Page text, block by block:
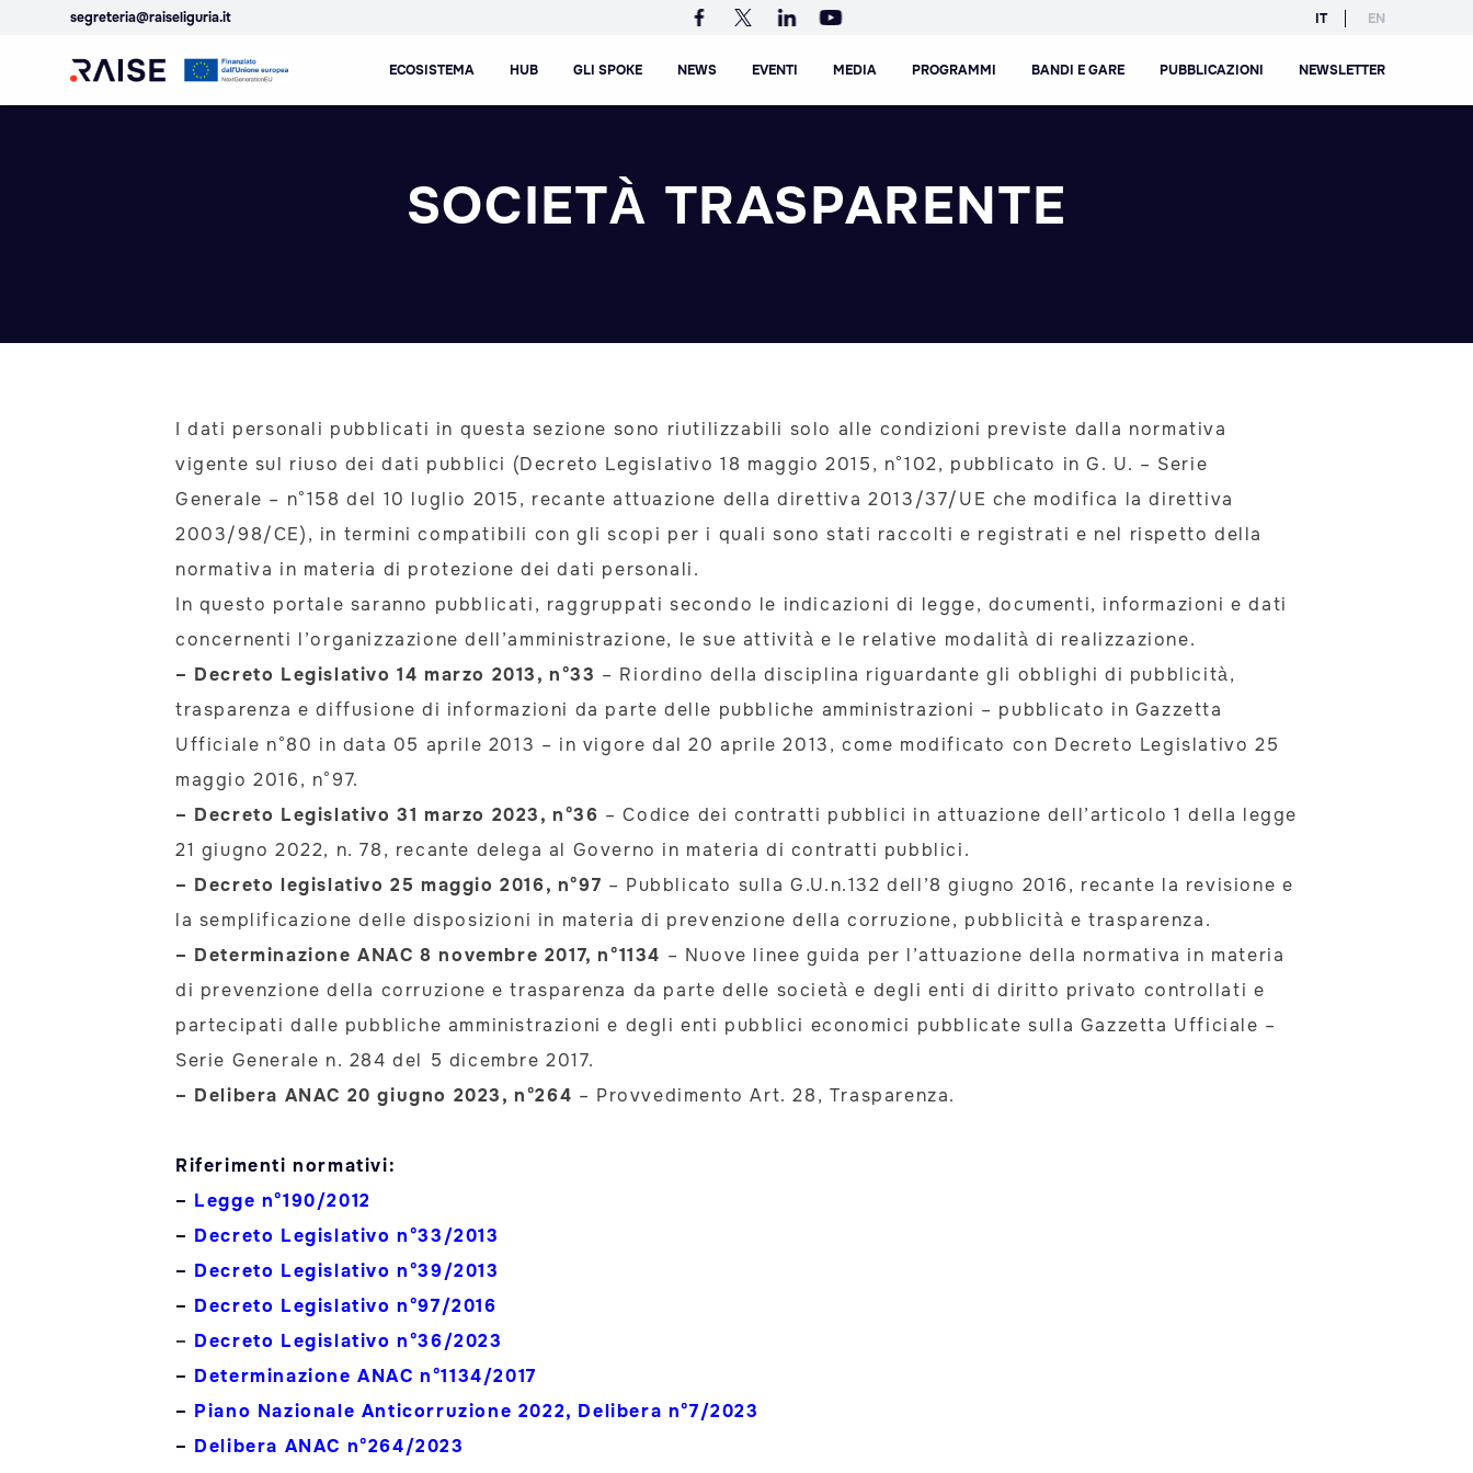
segreteria@raiseliguria.it IT EN
ECOSISTEMA HUB GLI SPOKE NEWS EVENTI MEDIA PROGRAMMI BANDI E GARE PUBBLICAZIONI NEWSLETTER
SOCIETÀ TRASPARENTE
I dati personali pubblicati in questa sezione sono riutilizzabili solo alle condizioni previste dalla normativa
vigente sul riuso dei dati pubblici (Decreto Legislativo 18 maggio 2015, n°102, pubblicato in G. U. – Serie
Generale – n°158 del 10 luglio 2015, recante attuazione della direttiva 2013/37/UE che modifica la direttiva
2003/98/CE), in termini compatibili con gli scopi per i quali sono stati raccolti e registrati e nel rispetto della
normativa in materia di protezione dei dati personali.
In questo portale saranno pubblicati, raggruppati secondo le indicazioni di legge, documenti, informazioni e dati
concernenti l’organizzazione dell’amministrazione, le sue attività e le relative modalità di realizzazione.
– Decreto Legislativo 14 marzo 2013, n°33 – Riordino della disciplina riguardante gli obblighi di pubblicità,
trasparenza e diffusione di informazioni da parte delle pubbliche amministrazioni – pubblicato in Gazzetta
Ufficiale n°80 in data 05 aprile 2013 – in vigore dal 20 aprile 2013, come modificato con Decreto Legislativo 25
maggio 2016, n°97.
– Decreto Legislativo 31 marzo 2023, n°36 – Codice dei contratti pubblici in attuazione dell’articolo 1 della legge
21 giugno 2022, n. 78, recante delega al Governo in materia di contratti pubblici.
– Decreto legislativo 25 maggio 2016, n°97 – Pubblicato sulla G.U.n.132 dell’8 giugno 2016, recante la revisione e
la semplificazione delle disposizioni in materia di prevenzione della corruzione, pubblicità e trasparenza.
– Determinazione ANAC 8 novembre 2017, n°1134 – Nuove linee guida per l’attuazione della normativa in materia
di prevenzione della corruzione e trasparenza da parte delle società e degli enti di diritto privato controllati e
partecipati dalle pubbliche amministrazioni e degli enti pubblici economici pubblicate sulla Gazzetta Ufficiale –
Serie Generale n. 284 del 5 dicembre 2017.
– Delibera ANAC 20 giugno 2023, n°264 – Provvedimento Art. 28, Trasparenza.
Riferimenti normativi:
– Legge n°190/2012
– Decreto Legislativo n°33/2013
– Decreto Legislativo n°39/2013
– Decreto Legislativo n°97/2016
– Decreto Legislativo n°36/2023
– Determinazione ANAC n°1134/2017
– Piano Nazionale Anticorruzione 2022, Delibera n°7/2023
– Delibera ANAC n°264/2023